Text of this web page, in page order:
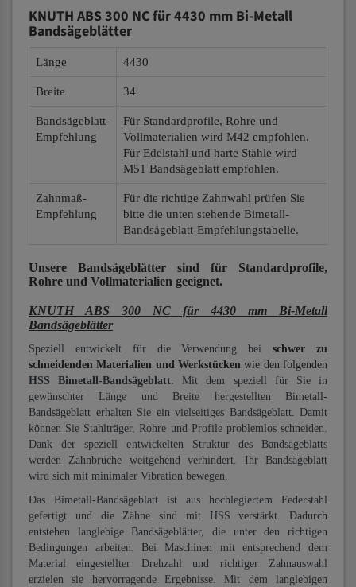
KNUTH ABS 300 NC für 4430 mm Bi-Metall
Bandsägeblätter
Länge 4430
Breite 34
Bandsägeblatt-
Empfehlung
Für Standardprofile, Rohre und
Vollmaterialien wird M42 empfohlen.
Für Edelstahl und harte Stähle wird
M51 Bandsägeblatt empfohlen.
Zahnmaß-
Empfehlung
Für die richtige Zahnwahl prüfen Sie
bitte die unten stehende Bimetall-
Bandsägeblatt-Empfehlungstabelle.
Unsere Bandsägeblätter sind für Standardprofile,
Rohre und Vollmaterialien geeignet.
KNUTH ABS 300 NC für 4430 mm Bi-Metall
Bandsägeblätter
Speziell entwickelt für die Verwendung beischwer zu
schneidenden Materialien und Werkstücken wie den folgenden
HSS Bimetall-Bandsägeblatt. Mit dem speziell für Sie in
gewünschter Länge und Breite hergestellten Bimetall-
Bandsägeblatt erhalten Sie ein vielseitiges Bandsägeblatt. Damit
können Sie Stahlträger, Rohre und Profile problemlos schneiden.
Dank der speziell entwickelten Struktur des Bandsägeblatts
werden Zahnbrüche weitgehend verhindert. Ihr Bandsägeblatt
wird sich mit minimaler Vibration bewegen.
Das Bimetall-Bandsägeblatt ist aus hochlegiertem Federstahl
gefertigt und die Zähne sind mit HSS verstärkt. Dadurch
entstehen langlebige Bandsägeblätter, die unter den richtigen
Bedingungen arbeiten. Bei Maschinen mit entsprechend dem
Material eingestellter Drehzahl und richtiger Zahnauswahl
erzielen sie hervorragende Ergebnisse. Mit dem langlebigen